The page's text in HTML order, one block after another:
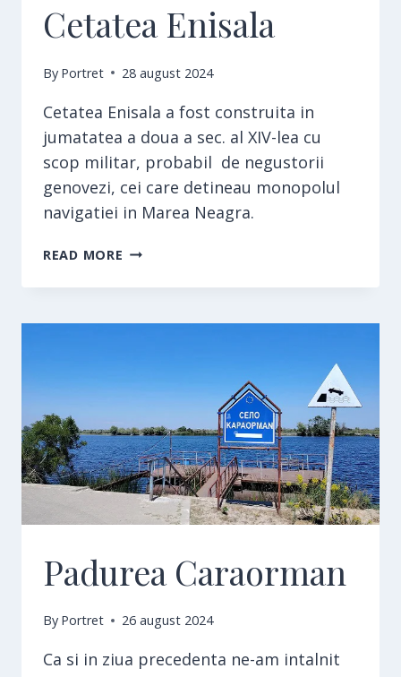
Cetatea Enisala
By Portret 28 august 2024
Cetatea Enisala a fost construita in
jumatatea a doua a sec. al XIV-lea cu
scop militar, probabil de negustorii
genovezi, cei care detineau monopolul
navigatiei in Marea Neagra.
READ MORE CETATEA
Padurea Caraorman
By Portret 26 august 2024
Ca si in ziua precedenta ne-am intalnit